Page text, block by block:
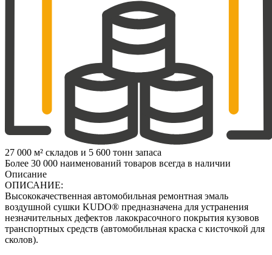
27 000 м² складов и 5 600 тонн запаса
Более 30 000 наименований товаров всегда в наличии
Описание
ОПИСАНИЕ:
Высококачественная автомобильная ремонтная эмаль
воздушной сушки KUDO® предназначена для устранения
незначительных дефектов лакокрасочного покрытия кузовов
транспортных средств (автомобильная краска с кисточкой для
сколов).